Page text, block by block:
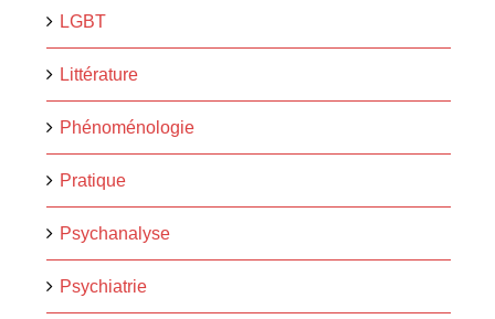
LGBT
Littérature
Phénoménologie
Pratique
Psychanalyse
Psychiatrie